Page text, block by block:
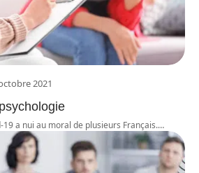
2021
a nui au moral de plusieurs Français.…